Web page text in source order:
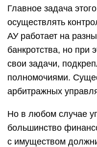
Главное задача
осуществлять
АУ работает на
банкротства, но при
свои задачи,
полномочиями.
арбитражных
Но в любом случае
большинство
с имуществом